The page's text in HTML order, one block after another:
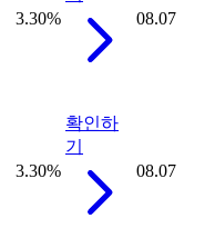
3.30%
08.07
3.30%
확인하
기
08.07